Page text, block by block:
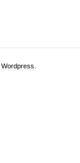
Wordpress